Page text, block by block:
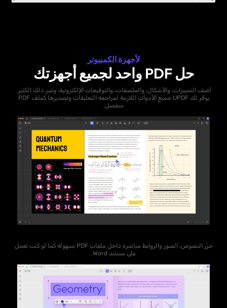
لأجهزة الكمبيوتر
حل PDF واحد لجميع أجهزتك
أضف التمييزات، والأشكال، والملصقات، والتوقيعات الإلكترونية، وغير ذلك الكثير.
يوفّر لك UPDF جميع الأدوات اللازمة لمراجعة التعليقات وتصديرها كملف PDF
منفصل.
حرّر النصوص، الصور والروابط مباشرة داخل ملفات PDF بسهولة كما لو كنت تعمل
على مستند Word.